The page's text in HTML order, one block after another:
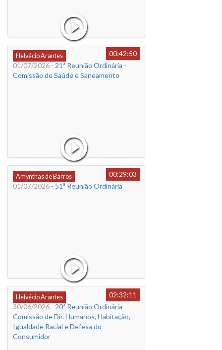
Helvécio Arantes
00:42:50
01/07/2026 - 21ª Reunião Ordinária -
Comissão de Saúde e Saneamento
Amynthas de Barros
00:29:03
01/07/2026 - 51ª Reunião Ordinária
Helvécio Arantes
02:32:11
30/06/2026 - 20ª Reunião Ordinária -
Comissão de Dir. Humanos, Habitação,
Igualdade Racial e Defesa do
Consumidor